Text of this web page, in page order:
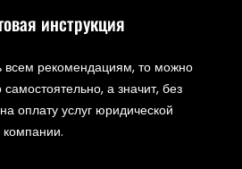
инструкция
всем рекомендациям, то можно
самостоятельно, а значит, без
оплату услуг юридической
компании.